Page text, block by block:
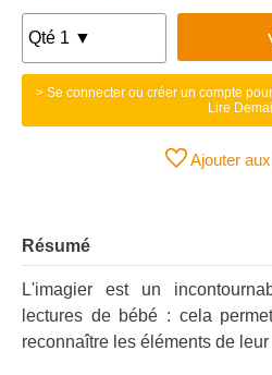
> Se connecter ou créer un compte pour
Lire
Ajouter
Résumé
L'imagier est un
lectures de bébé : cela
reconnaître les éléments de